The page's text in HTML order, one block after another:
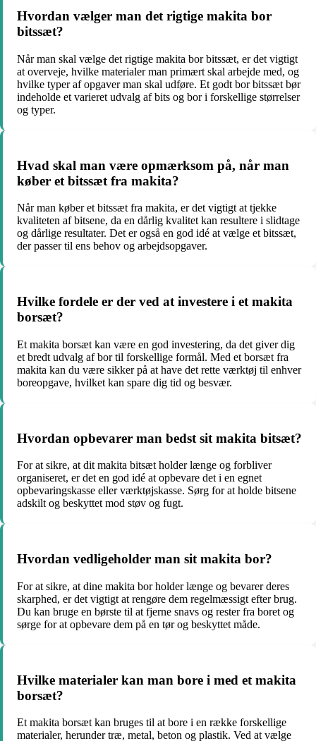
Hvordan vælger man det rigtige makita bor
bitssæt?
Når man skal vælge det rigtige makita bor bitssæt, er det vigtigt
at overveje, hvilke materialer man primært skal arbejde med, og
hvilke typer af opgaver man skal udføre. Et godt bor bitssæt bør
indeholde et varieret udvalg af bits og bor i forskellige størrelser
og typer.
Hvad skal man være opmærksom på, når man
køber et bitssæt fra makita?
Når man køber et bitssæt fra makita, er det vigtigt at tjekke
kvaliteten af bitsene, da en dårlig kvalitet kan resultere i slidtage
og dårlige resultater. Det er også en god idé at vælge et bitssæt,
der passer til ens behov og arbejdsopgaver.
Hvilke fordele er der ved at investere i et makita
borsæt?
Et makita borsæt kan være en god investering, da det giver dig
et bredt udvalg af bor til forskellige formål. Med et borsæt fra
makita kan du være sikker på at have det rette værktøj til enhver
boreopgave, hvilket kan spare dig tid og besvær.
Hvordan opbevarer man bedst sit makita bitsæt?
For at sikre, at dit makita bitsæt holder længe og forbliver
organiseret, er det en god idé at opbevare det i en egnet
opbevaringskasse eller værktøjskasse. Sørg for at holde bitsene
adskilt og beskyttet mod støv og fugt.
Hvordan vedligeholder man sit makita bor?
For at sikre, at dine makita bor holder længe og bevarer deres
skarphed, er det vigtigt at rengøre dem regelmæssigt efter brug.
Du kan bruge en børste til at fjerne snavs og rester fra boret og
sørge for at opbevare dem på en tør og beskyttet måde.
Hvilke materialer kan man bore i med et makita
borsæt?
Et makita borsæt kan bruges til at bore i en række forskellige
materialer, herunder træ, metal, beton og plastik. Ved at vælge